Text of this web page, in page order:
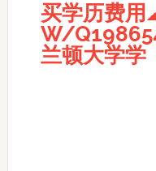
买学历费
W/
兰顿大学学